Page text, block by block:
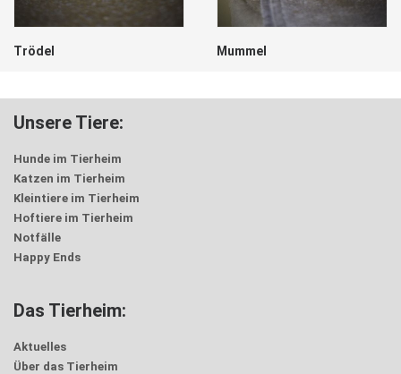
Trödel Mummel
Unsere Tiere:
Hunde im Tierheim
Katzen im Tierheim
Kleintiere im Tierheim
Hoftiere im Tierheim
Notfälle
Happy Ends
Das Tierheim:
Aktuelles
Über das Tierheim